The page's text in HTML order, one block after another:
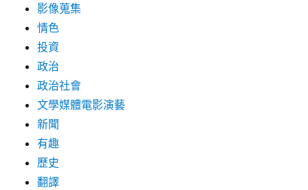
影像蒐集
情色
投資
政治
政治社會
文學媒體電影演藝
新聞
有趣
歷史
翻譯